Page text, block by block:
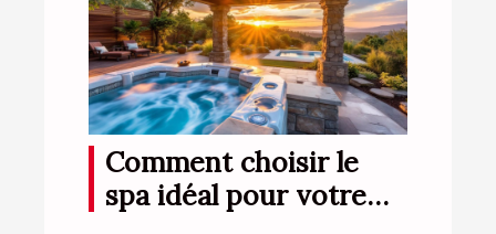
Comment choisir le
spa idéal pour votre